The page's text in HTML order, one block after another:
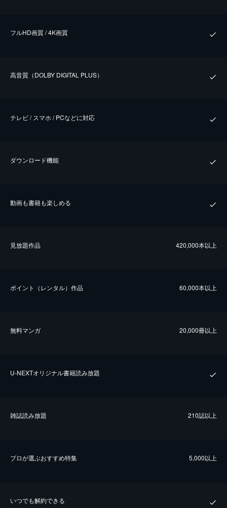
フルHD画質 / 4K画質
⾼⾳質（DOLBY DIGITAL PLUS）
テレビ / スマホ / PCなどに対応
ダウンロード機能
動画も書籍も楽しめる
⾒放題作品 420,000本以上
ポイント（レンタル）作品 60,000本以上
無料マンガ 20,000冊以上
U-NEXTオリジナル書籍読み放題
雑誌読み放題 210誌以上
プロが選ぶおすすめ特集 5,000以上
いつでも解約できる